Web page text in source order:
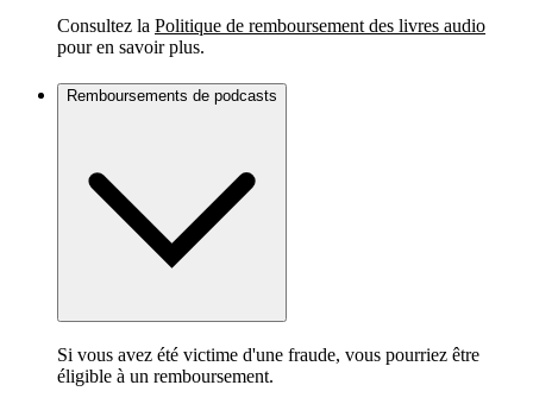
Consultez la Politique de remboursement des livres audio
pour en savoir plus.
Remboursements de podcasts
Si vous avez été victime d'une fraude, vous pourriez être
éligible à un remboursement.